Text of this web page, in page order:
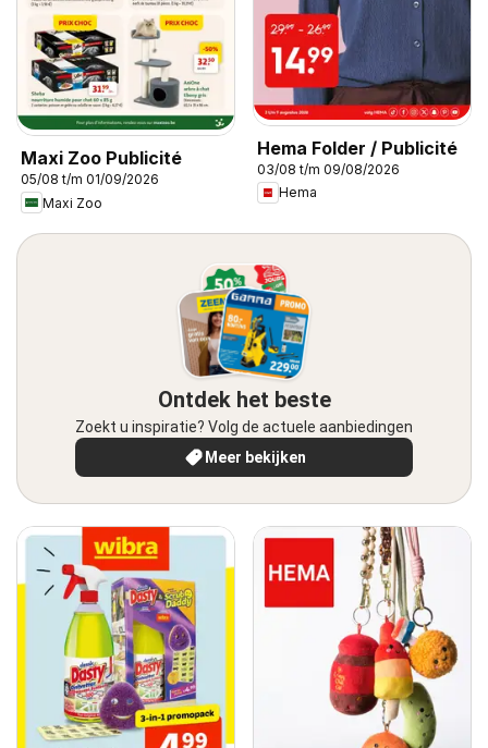
Maxi Zoo Publicité
05/08 t/m 01/09/2026
Maxi Zoo
Hema Folder / Publicité
03/08 t/m 09/08/2026
Hema
Ontdek het beste
Zoekt u inspiratie? Volg de actuele aanbiedingen
Meer bekijken